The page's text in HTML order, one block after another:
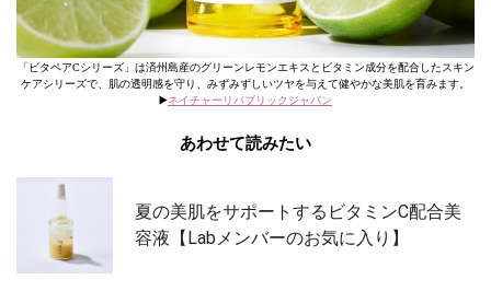
「ビタペアCシリーズ」は済州島産のグリーンレモンエキスとビタミン成分を配合したスキン
ケアシリーズで、肌の透明感を守り、みずみずしいツヤを与えて健やかな美肌を育みます。
▶️ネイチャーリパブリックジャパン
あわせて読みたい
夏の美肌をサポートするビタミンC配合美
容液【Labメンバーのお気に入り】